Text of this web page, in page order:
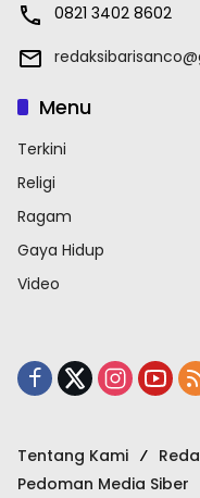
0821 3402 8602
Menu
Terkini
Religi
Ragam
Gaya Hidup
Video
Tentang Kami
Pedoman Media Siber